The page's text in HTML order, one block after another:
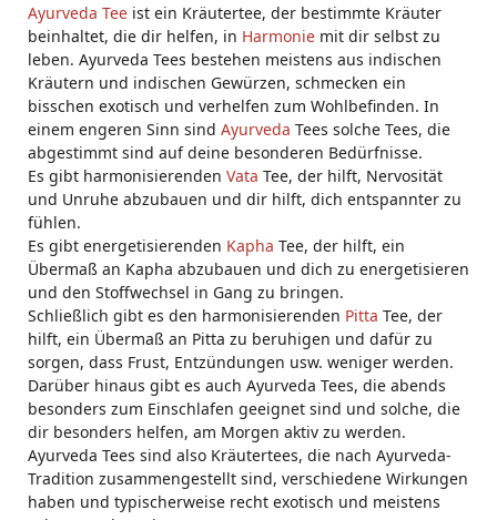
Ayurveda Tee ist ein Kräutertee, der bestimmte Kräuter
beinhaltet, die dir helfen, in Harmonie mit dir selbst zu
leben. Ayurveda Tees bestehen meistens aus indischen
Kräutern und indischen Gewürzen, schmecken ein
bisschen exotisch und verhelfen zum Wohlbefinden. In
einem engeren Sinn sind Ayurveda Tees solche Tees, die
abgestimmt sind auf deine besonderen Bedürfnisse.
Es gibt harmonisierenden Vata Tee, der hilft, Nervosität
und Unruhe abzubauen und dir hilft, dich entspannter zu
fühlen.
Es gibt energetisierenden Kapha Tee, der hilft, ein
Übermaß an Kapha abzubauen und dich zu energetisieren
und den Stoffwechsel in Gang zu bringen.
Schließlich gibt es den harmonisierenden Pitta Tee, der
hilft, ein Übermaß an Pitta zu beruhigen und dafür zu
sorgen, dass Frust, Entzündungen usw. weniger werden.
Darüber hinaus gibt es auch Ayurveda Tees, die abends
besonders zum Einschlafen geeignet sind und solche, die
dir besonders helfen, am Morgen aktiv zu werden.
Ayurveda Tees sind also Kräutertees, die nach Ayurveda-
Tradition zusammengestellt sind, verschiedene Wirkungen
haben und typischerweise recht exotisch und meistens